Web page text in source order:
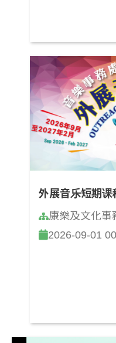
外展音乐短期课
康樂及文化事
2026-09-01